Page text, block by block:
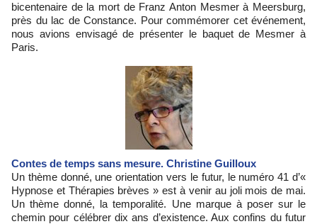
bicentenaire de la mort de Franz Anton Mesmer à Meersburg,
près du lac de Constance. Pour commémorer cet événement,
nous avions envisagé de présenter le baquet de Mesmer à
Paris.
Contes de temps sans mesure. Christine Guilloux
Un thème donné, une orientation vers le futur, le numéro 41 d’«
Hypnose et Thérapies brèves » est à venir au joli mois de mai.
Un thème donné, la temporalité. Une marque à poser sur le
chemin pour célébrer dix ans d’existence. Aux confins du futur